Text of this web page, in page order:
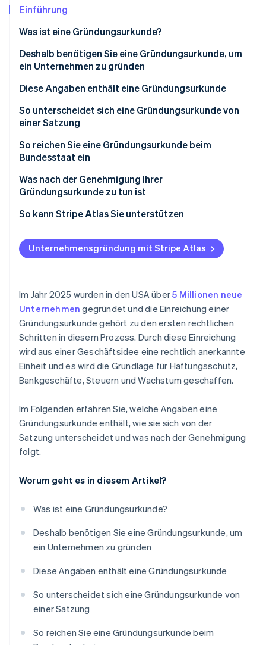
Start-up-Gründung
Climate
CO₂-Entnahme
Stripe-Sessions 2026
Erfahren Sie, wie Stripe Lösungen für die
Jetzt ansehen
Partner
Einführung
Was ist eine Gründungsurkunde?
Deshalb benötigen Sie eine Gründungsurkunde, um
ein Unternehmen zu gründen
Diese Angaben enthält eine Gründungsurkunde
So unterscheidet sich eine Gründungsurkunde von
einer Satzung
So reichen Sie eine Gründungsurkunde beim
Bundesstaat ein
Wählen Sie den Bundesstaat und die
Unternehmensform
Überprüfen Sie, ob Ihr Firmenname verfügbar ist
Registrierte Vertretung benennen
Sammeln Sie die erforderlichen Angaben, bevor Sie
Nutzen Sie das offizielle Einreichungssystem des
Bundesstaates
Anmeldegebühr zahlen
Erhalt der Bestätigung durch den Bundestaat
Was nach der Genehmigung Ihrer
Gründungsurkunde zu tun ist
Interne Governance-Dokumente erstellen
Arbeitgeber-Identifikationsnummer (EIN) anfordern
Firmenkonto eröffnen
Beantragen Sie Lizenzen und Genehmigungen
Einrichtung der Buchhaltung und der Buchführung
Versicherungsbedarf decken
Vorbereitung auf laufende Compliance auf
Bundesstaatenebene
So kann Stripe Atlas Sie unterstützen
Beantragung bei Atlas
Zahlungen und Bankgeschäfte vor Erhalt der EIN-
Founder-Aktien bargeldlos erwerben
Automatische Einreichung des 83(b)-
Steuerformulars
Hochwertige rechtliche Unternehmensdokumente
Ein Jahr Stripe Payments kostenlos, plus
Partnergutschriften und Rabatte im Wert von
Unternehmensgründung mit Stripe Atlas
Im Jahr 2025 wurden in den USA über5 Millionen neue
Unternehmen gegründet und die Einreichung einer
Gründungsurkunde gehört zu den ersten rechtlichen
Schritten in diesem Prozess. Durch diese Einreichung
wird aus einer Geschäftsidee eine rechtlich anerkannte
Einheit und es wird die Grundlage für Haftungsschutz,
Bankgeschäfte, Steuern und Wachstum geschaffen.
Im Folgenden erfahren Sie, welche Angaben eine
Gründungsurkunde enthält, wie sie sich von der
Satzung unterscheidet und was nach der Genehmigung
folgt.
Worum geht es in diesem Artikel?
Was ist eine Gründungsurkunde?
Deshalb benötigen Sie eine Gründungsurkunde, um
ein Unternehmen zu gründen
Diese Angaben enthält eine Gründungsurkunde
So unterscheidet sich eine Gründungsurkunde von
einer Satzung
So reichen Sie eine Gründungsurkunde beim